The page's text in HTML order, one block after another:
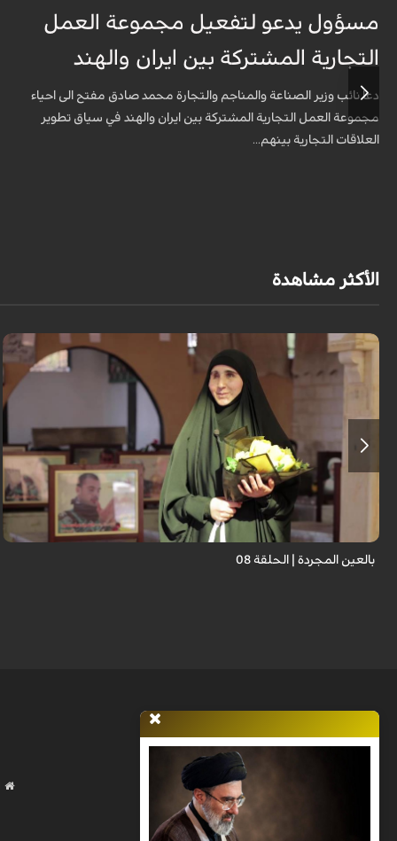
مسؤول يدعو لتفعيل مجموعة العمل
التجارية المشتركة بين ايران والهند
دعا نائب وزير الصناعة والمناجم والتجارة محمد صادق مفتح الى احياء
مجموعة العمل التجارية المشتركة بين ايران والهند في سياق تطوير
العلاقات التجارية بينهم...
الأكثر مشاهدة
برنامج "بالعين المجردة" هو توثيق إنسانيٌّ شجاعٌ للحياة تحت وطأة الحرب، حيث
نستمع فيه إلى شهاداتٍ حيّةٍ لأشخاص عايشوا التفجيرات والدمار، فنرى بعيونهم
بالعين المجردة | الحلقة 08